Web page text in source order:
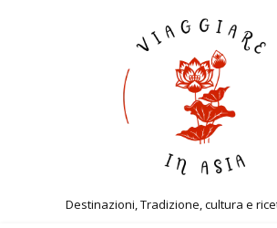
Destinazioni, Tradizione, cultura e